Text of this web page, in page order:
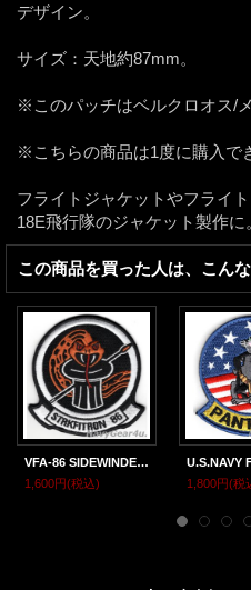
デザイン。
サイズ：天地約87mm。
※このパッチはベルクロオス/メ
※こちらの商品は1度に購入で
フライトジャケットやフライ
18E飛行隊のジャケット製作に
この商品を買った人は、こん
VFA-86 SIDEWINDERS部隊パッチ（ベルクロ有無）
1,600円(税込)
1,800円(税